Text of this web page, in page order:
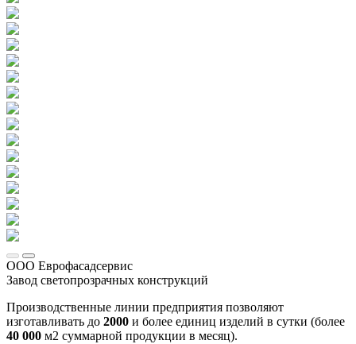
ООО Еврофасадсервис
Завод светопрозрачных конструкций
Производственные линии предприятия позволяют
изготавливать до 2000 и более единиц изделий в сутки (более
40 000 м2 суммарной продукции в месяц).